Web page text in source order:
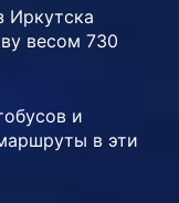
Иркутска
весом 730
и
в эти